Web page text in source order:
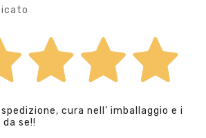
cura nell’ imballaggio e i
se!!